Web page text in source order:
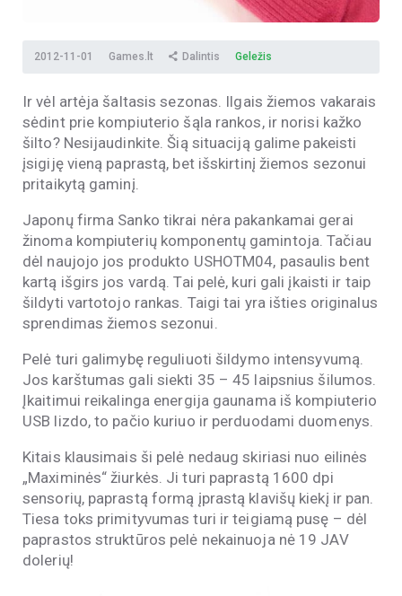
2012-11-01 Games.lt Dalintis Geležis
Ir vėl artėja šaltasis sezonas. Ilgais žiemos vakarais
sėdint prie kompiuterio šąla rankos, ir norisi kažko
šilto? Nesijaudinkite. Šią situaciją galime pakeisti
įsigiję vieną paprastą, bet išskirtinį žiemos sezonui
pritaikytą gaminį.
Japonų firma Sanko tikrai nėra pakankamai gerai
žinoma kompiuterių komponentų gamintoja. Tačiau
dėl naujojo jos produkto USHOTM04, pasaulis bent
kartą išgirs jos vardą. Tai pelė, kuri gali įkaisti ir taip
šildyti vartotojo rankas. Taigi tai yra išties originalus
sprendimas žiemos sezonui.
Pelė turi galimybę reguliuoti šildymo intensyvumą.
Jos karštumas gali siekti 35 – 45 laipsnius šilumos.
Įkaitimui reikalinga energija gaunama iš kompiuterio
USB lizdo, to pačio kuriuo ir perduodami duomenys.
Kitais klausimais ši pelė nedaug skiriasi nuo eilinės
„Maximinės“ žiurkės. Ji turi paprastą 1600 dpi
sensorių, paprastą formą įprastą klavišų kiekį ir pan.
Tiesa toks primityvumas turi ir teigiamą pusę – dėl
paprastos struktūros pelė nekainuoja nė 19 JAV
dolerių!